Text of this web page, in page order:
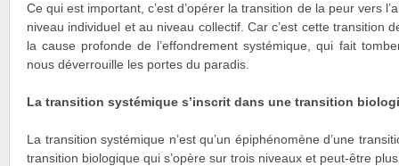
Ce qui est important, c’est d’opérer la transition de la peur vers
niveau individuel et au niveau collectif. Car c’est cette transition
la cause profonde de l’effondrement systémique, qui fait
nous déverrouille les portes du paradis.
La transition systémique s’inscrit dans une transition
La transition systémique n’est qu’un épiphénomène d’une
transition biologique qui s’opère sur trois niveaux et peut-être